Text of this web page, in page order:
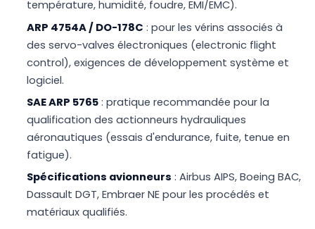
température, humidité, foudre, EMI/EMC).
ARP 4754A / DO-178C : pour les vérins associés à
des servo-valves électroniques (electronic flight
control), exigences de développement système et
logiciel.
SAE ARP 5765 : pratique recommandée pour la
qualification des actionneurs hydrauliques
aéronautiques (essais d'endurance, fuite, tenue en
fatigue).
Spécifications avionneurs : Airbus AIPS, Boeing BAC,
Dassault DGT, Embraer NE pour les procédés et
matériaux qualifiés.